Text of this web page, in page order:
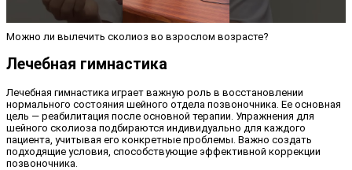
Можно ли вылечить сколиоз во взрослом возрасте?
Лечебная гимнастика
Лечебная гимнастика играет важную роль в восстановлении
нормального состояния шейного отдела позвоночника. Ее основная
цель — реабилитация после основной терапии. Упражнения для
шейного сколиоза подбираются индивидуально для каждого
пациента, учитывая его конкретные проблемы. Важно создать
подходящие условия, способствующие эффективной коррекции
позвоночника.